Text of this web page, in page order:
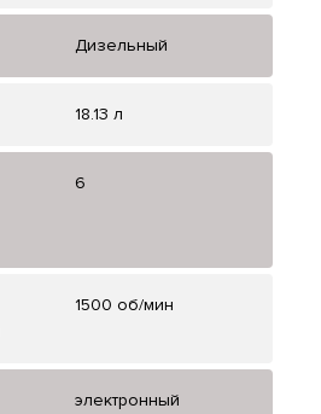
Дизельный
18.13 л
6
1500 об/мин
электронный